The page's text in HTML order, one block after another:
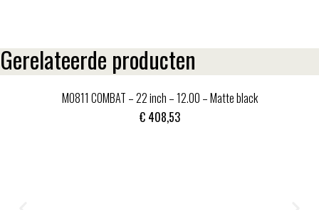
Gerelateerde producten
MO811 COMBAT – 22 inch – 12.00 – Matte black
€408,53